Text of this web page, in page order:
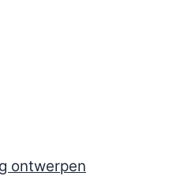
ontwerpen